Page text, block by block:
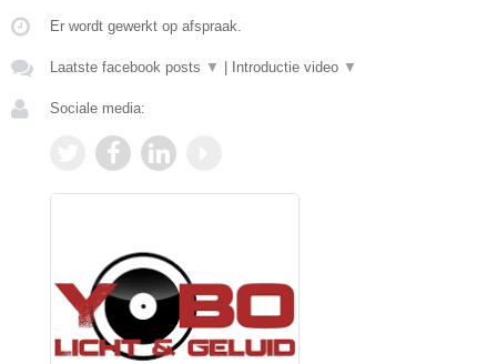
Er wordt gewerkt op afspraak.
Laatste facebook posts ▼ Introductie video ▼
Sociale media: